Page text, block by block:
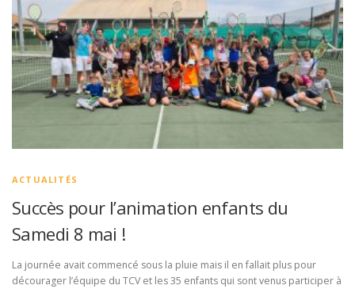
ACTUALITÉS
Succès pour l’animation enfants du
Samedi 8 mai !
La journée avait commencé sous la pluie mais il en fallait plus pour
décourager l’équipe du TCV et les 35 enfants qui sont venus participer à